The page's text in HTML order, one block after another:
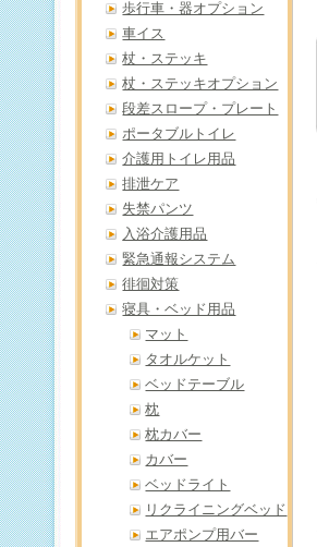
歩行車・器オプション
車イス
杖・ステッキ
杖・ステッキオプション
段差スロープ・プレート
ポータブルトイレ
介護用トイレ用品
排泄ケア
失禁パンツ
入浴介護用品
緊急通報システム
徘徊対策
寝具・ベッド用品
マット
タオルケット
ベッドテーブル
枕
枕カバー
カバー
ベッドライト
リクライニングベッド
エアポンプ用バー